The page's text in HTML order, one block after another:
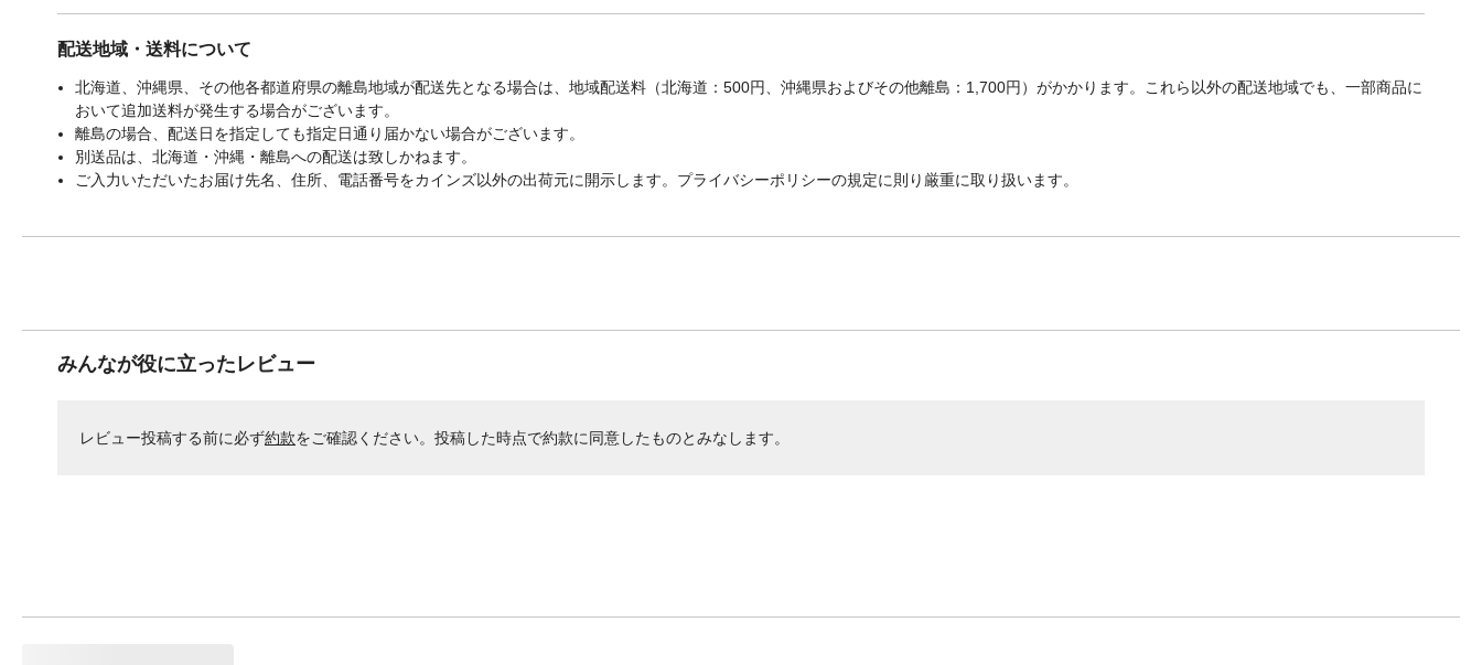
配送地域・送料について
北海道、沖縄県、その他各都道府県の離島地域が配送先となる場合は、地域配送料（北海道：500円、沖縄県およびその他離島：1,700円）がかかります。これら以外の配送地域でも、一部商品に
おいて追加送料が発生する場合がございます。
離島の場合、配送日を指定しても指定日通り届かない場合がございます。
別送品は、北海道・沖縄・離島への配送は致しかねます。
ご入力いただいたお届け先名、住所、電話番号をカインズ以外の出荷元に開示します。プライバシーポリシーの規定に則り厳重に取り扱います。
みんなが役に立ったレビュー
レビュー投稿する前に必ず約款をご確認ください。投稿した時点で約款に同意したものとみなします。